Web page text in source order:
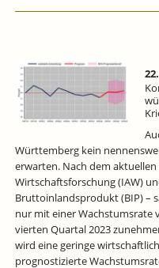
Württemberg kein
erwarten. Nach dem
Wirtschaftsforschung (IAW)
Bruttoinlandsprodukt (BIP) –
nur mit einer Wachstumsrate
vierten Quartal 2023
wird eine geringe
prognostizierte